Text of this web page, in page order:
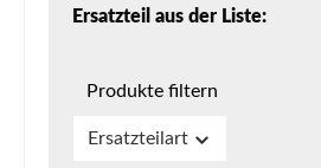
Ersatzteil aus der Liste:
Produkte filtern
Ersatzteilart